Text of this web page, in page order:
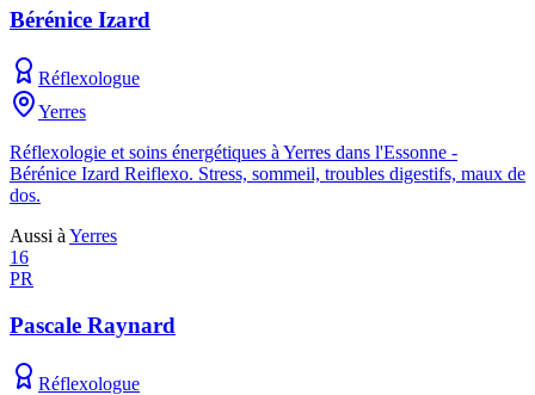
Bérénice Izard
Réflexologue
Yerres
Réflexologie et soins énergétiques à Yerres dans l'Essonne -
Bérénice Izard Reiflexo. Stress, sommeil, troubles digestifs, maux de
dos.
Aussi à Yerres
16
PR
Pascale Raynard
Réflexologue